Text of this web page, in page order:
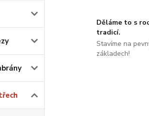
Děláme to s
tradicí.
Stavíme na
základech!